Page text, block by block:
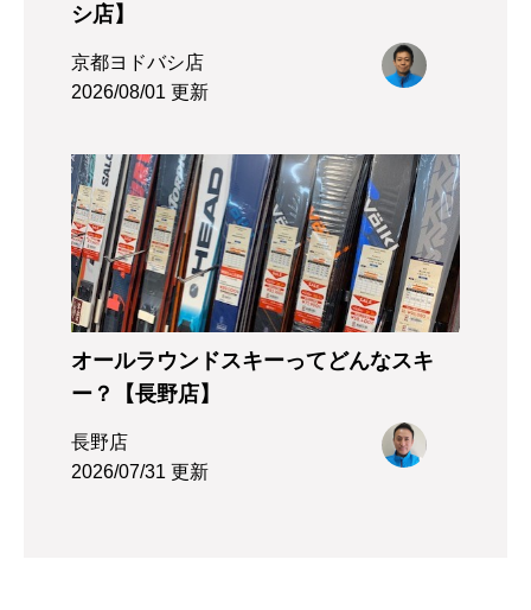
シ店】
京都ヨドバシ店
2026/08/01 更新
オールラウンドスキーってどんなスキ
ー？【長野店】
長野店
2026/07/31 更新